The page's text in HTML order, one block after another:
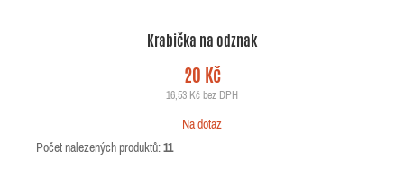
Krabička na odznak
20 Kč
16,53 Kč bez DPH
Na dotaz
Počet nalezených produktů:11